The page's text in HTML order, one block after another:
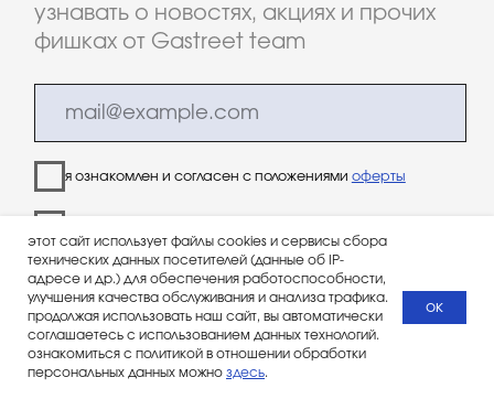
этот сайт использует файлы cookies и сервисы сбора
технических данных посетителей (данные об IP-
адресе и др.) для обеспечения работоспособности,
улучшения качества обслуживания и анализа трафика.
продолжая использовать наш сайт, вы автоматически
соглашаетесь с использованием данных технологий.
ознакомиться с политикой в отношении обработки
персональных данных можно здесь.
ок